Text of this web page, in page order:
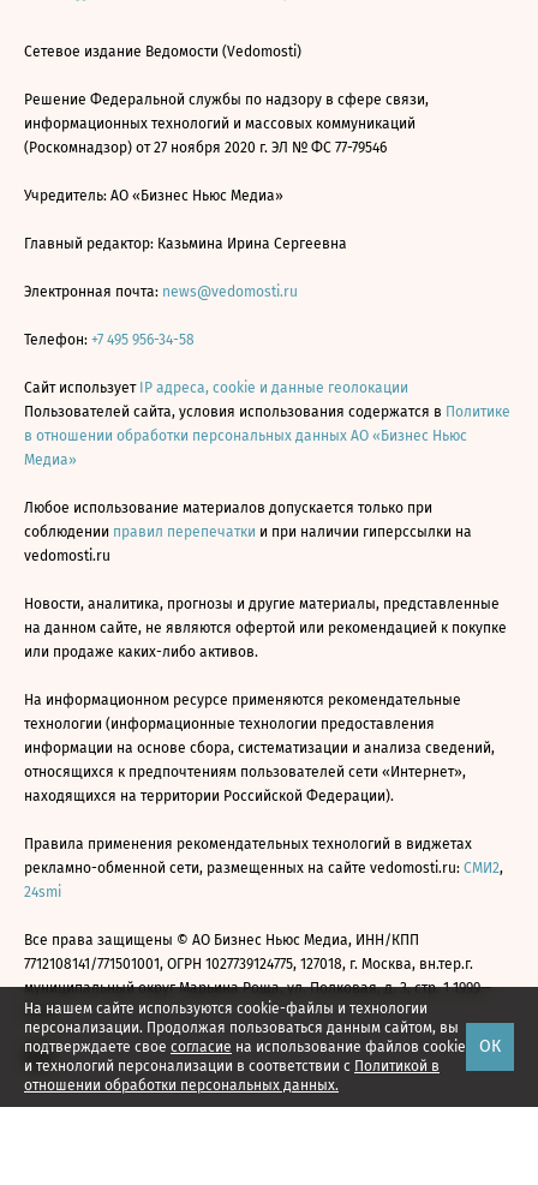
На нашем сайте используются cookie-файлы и технологии
персонализации. Продолжая пользоваться данным сайтом, вы
подтверждаете свое согласие на использование файлов cookie
и технологий персонализации в соответствии с Политикой в
отношении обработки персональных данных.
ОК
Сетевое издание Ведомости (Vedomosti)
Решение Федеральной службы по надзору в сфере связи,
информационных технологий и массовых коммуникаций
(Роскомнадзор) от 27 ноября 2020 г. ЭЛ № ФС 77-79546
Учредитель: АО «Бизнес Ньюс Медиа»
Главный редактор: Казьмина Ирина Сергеевна
Электронная почта: news@vedomosti.ru
Телефон: +7 495 956-34-58
Сайт использует IP адреса, cookie и данные геолокации
Пользователей сайта, условия использования содержатся в Политике
в отношении обработки персональных данных АО «Бизнес Ньюс
Медиа»
Любое использование материалов допускается только при
соблюдении правил перепечатки и при наличии гиперссылки на
vedomosti.ru
Новости, аналитика, прогнозы и другие материалы, представленные
на данном сайте, не являются офертой или рекомендацией к покупке
или продаже каких-либо активов.
На информационном ресурсе применяются рекомендательные
технологии (информационные технологии предоставления
информации на основе сбора, систематизации и анализа сведений,
относящихся к предпочтениям пользователей сети «Интернет»,
находящихся на территории Российской Федерации).
Правила применения рекомендательных технологий в виджетах
рекламно-обменной сети, размещенных на сайте vedomosti.ru: СМИ2,
24smi
Все права защищены © АО Бизнес Ньюс Медиа, ИНН/КПП
7712108141/771501001, ОГРН 1027739124775, 127018, г. Москва, вн.тер.г.
муниципальный округ Марьина Роща, ул. Полковая, д. 3, стр. 1 1999—
2026